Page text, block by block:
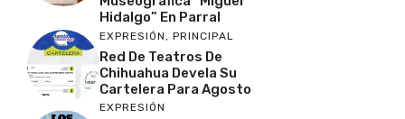
Hidalgo” En Parral
EXPRESIÓN , PRINCIPAL
Red De Teatros De
Chihuahua Devela Su
Cartelera Para Agosto
EXPRESIÓN